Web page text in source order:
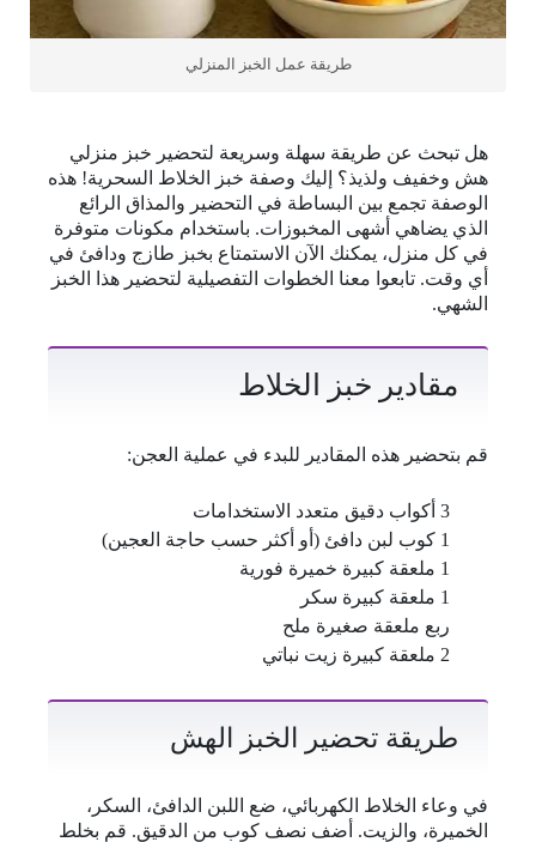
طريقة عمل الخبز المنزلي
هل تبحث عن طريقة سهلة وسريعة لتحضير خبز منزلي
هش وخفيف ولذيذ؟ إليك وصفة خبز الخلاط السحرية! هذه
الوصفة تجمع بين البساطة في التحضير والمذاق الرائع
الذي يضاهي أشهى المخبوزات. باستخدام مكونات متوفرة
في كل منزل، يمكنك الآن الاستمتاع بخبز طازج ودافئ في
أي وقت. تابعوا معنا الخطوات التفصيلية لتحضير هذا الخبز
الشهي.
مقادير خبز الخلاط
قم بتحضير هذه المقادير للبدء في عملية العجن:
3 أكواب دقيق متعدد الاستخدامات
1 كوب لبن دافئ (أو أكثر حسب حاجة العجين)
1 ملعقة كبيرة خميرة فورية
1 ملعقة كبيرة سكر
ربع ملعقة صغيرة ملح
2 ملعقة كبيرة زيت نباتي
طريقة تحضير الخبز الهش
في وعاء الخلاط الكهربائي، ضع اللبن الدافئ، السكر،
الخميرة، والزيت. أضف نصف كوب من الدقيق. قم بخلط